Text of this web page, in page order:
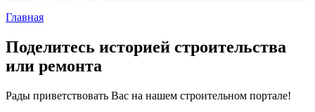
Главная
Поделитесь историей строительства
или ремонта
Рады приветствовать Вас на нашем строительном портале!